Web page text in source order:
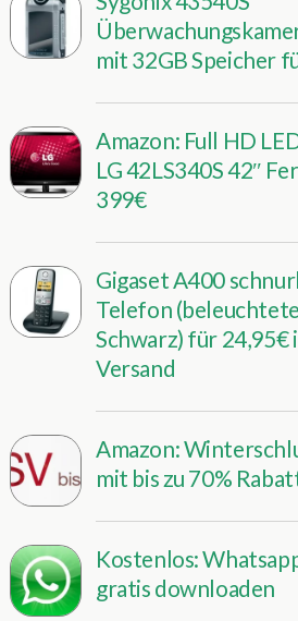
mit 32GB Speicher
Amazon: Full HD
LG 42LS340S 42″
399€
Gigaset A400
Telefon
Schwarz) für 24,95€
Versand
Amazon:
mit bis zu 70%
Kostenlos:
gratis downloaden